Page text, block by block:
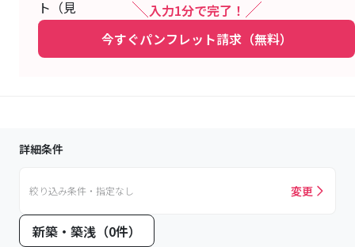
入力1分で完了！
今すぐパンフレット請求（無料）
詳細条件
絞り込み条件・指定なし 変更
新築・築浅（0件）